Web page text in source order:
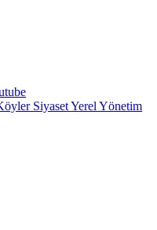
SiyasetYerel Yönetim